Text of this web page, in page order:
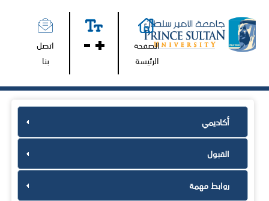
الصفحة
الرئيسة
اتصل
أكاديمي
القبول
روابط مهمة